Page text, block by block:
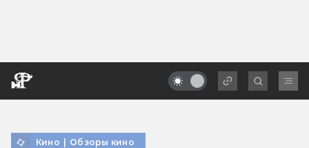
Кино | Обзоры кино